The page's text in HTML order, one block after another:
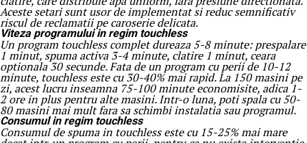
Aceste setari sunt usor de implementat si reduc semnificativ
riscul de reclamatii pe caroserie delicata.
Viteza programului in regim touchless
Un program touchless complet dureaza 5-8 minute: prespalare
1 minut, spuma activa 3-4 minute, clatire 1 minut, ceara
optionala 30 secunde. Fata de un program cu perii de 10-12
minute, touchless este cu 30-40% mai rapid. La 150 masini pe
zi, acest lucru inseamna 75-100 minute economisite, adica 1-
2 ore in plus pentru alte masini. Intr-o luna, poti spala cu 50-
80 masini mai mult fara sa schimbi instalatia sau programul.
Consumul in regim touchless
Consumul de spuma in touchless este cu 15-25% mai mare